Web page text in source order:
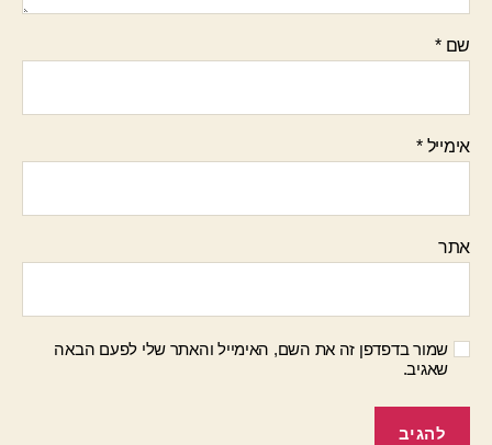
שם*
אימייל*
אתר
שמור בדפדפן זה את השם, האימייל והאתר שלי לפעם הבאה
שאגיב.